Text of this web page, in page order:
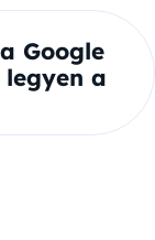
Google
a